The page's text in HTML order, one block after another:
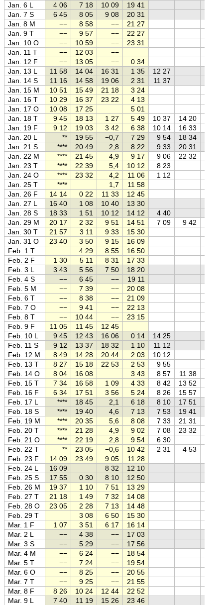
Jan. 6 L
4 06 7 18 10 09
19 41
Jan. 7 S
6 45 8 05 9 08
20 31
Jan. 8 M
−− 8 58 −−
21 27
Jan. 9 T
−− 9 57 −−
22 27
Jan. 10 O
−− 10 59 −−
23 31
Jan. 11 T
−− 12 03
−−
Jan. 12 F
−− 13 05 −−
0 34
Jan. 13 L
11 58 14 04 16 31 1 35
12 27
Jan. 14 S
11 16 14 58 19 06 2 31
11 37
Jan. 15 M
10 51 15 49 21 18
3 24
Jan. 16 T
10 29 16 37 23 22
4 13
Jan. 17 O
10 08 17 25
5 01
Jan. 18 T
9 45 18 13 1 27 5 49 10 37
14 20
Jan. 19 F
9 12 19 03 3 42 6 38 10 14
16 33
Jan. 20 L
** 19 55 −0,7 7 29 9 54
18 34
Jan. 21 S
**** 20 49 2,8 8 22 9 33
20 31
Jan. 22 M
**** 21 45 4,9 9 17 9 06
22 32
Jan. 23 T
**** 22 39 5,4 10 12
8 23
Jan. 24 O
**** 23 32 4,2 11 06
1 12
Jan. 25 T
**** 1,7
11 58
Jan. 26 F
14 14 0 22 11 33
12 45
Jan. 27 L
16 40 1 08 10 40
13 30
Jan. 28 S
18 33 1 51 10 12 14 12
4 40
Jan. 29 M
20 17 2 32 9 51 14 51 7 09
9 42
Jan. 30 T
21 57 3 11 9 33
15 30
Jan. 31 O
23 40 3 50 9 15
16 09
Feb. 1 T
4 29 8 55
16 50
Feb. 2 F
1 30 5 11 8 31
17 33
Feb. 3 L
3 43 5 56 7 50
18 20
Feb. 4 S
−− 6 45 −−
19 11
Feb. 5 M
−− 7 39 −−
20 08
Feb. 6 T
−− 8 38 −−
21 09
Feb. 7 O
−− 9 41 −−
22 13
Feb. 8 T
−− 10 44 −−
23 15
Feb. 9 F
11 05 11 45
12 45
Feb. 10 L
9 45 12 43 16 06 0 14
14 25
Feb. 11 S
9 12 13 37 18 32 1 10
11 12
Feb. 12 M
8 49 14 28 20 44 2 03
10 12
Feb. 13 T
8 27 15 18 22 53 2 53
9 55
Feb. 14 O
8 04 16 08 3 43 8 57
11 38
Feb. 15 T
7 34 16 58 1 09 4 33 8 42
13 52
Feb. 16 F
6 34 17 51 3 56 5 24 8 26
15 57
Feb. 17 L
**** 18 45 2,1 6 18 8 10
17 51
Feb. 18 S
**** 19 40 4,6 7 13 7 53
19 41
Feb. 19 M
**** 20 35 5,6 8 08 7 33
21 31
Feb. 20 T
**** 21 28 4,9 9 02 7 08
23 32
Feb. 21 O
**** 22 19 2,8 9 54
6 30
Feb. 22 T
** 23 05 −0,6 10 42 2 31
4 53
Feb. 23 F
14 09 23 49 9 05
11 28
Feb. 24 L
16 09 8 32
12 10
Feb. 25 S
17 55 0 30 8 10
12 50
Feb. 26 M
19 37 1 10 7 51
13 29
Feb. 27 T
21 18 1 49 7 32
14 08
Feb. 28 O
23 05 2 28 7 13
14 48
Feb. 29 T
3 08 6 50
15 30
Mar. 1 F
1 07 3 51 6 17
16 14
Mar. 2 L
−− 4 38 −−
17 03
Mar. 3 S
−− 5 29 −−
17 56
Mar. 4 M
−− 6 24 −−
18 54
Mar. 5 T
−− 7 24 −−
19 54
Mar. 6 O
−− 8 25 −−
20 55
Mar. 7 T
−− 9 25 −−
21 55
Mar. 8 F
8 26 10 24 12 44
22 52
Mar. 9 L
7 40 11 19 15 26
23 46